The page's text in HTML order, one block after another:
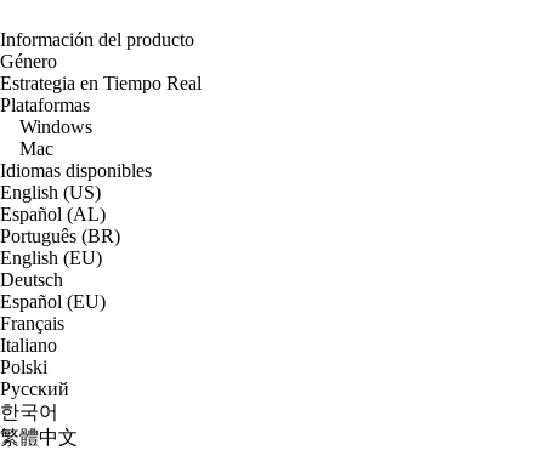
Información del producto
Género
Estrategia en Tiempo Real
Plataformas
Windows
Mac
Idiomas disponibles
English (US)
Español (AL)
Português (BR)
English (EU)
Deutsch
Español (EU)
Français
Italiano
Polski
Русский
한국어
繁體中文